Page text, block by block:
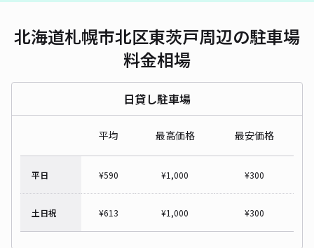
北海道札幌市北区東茨戸周辺の駐車場
料金相場
日貸し駐車場
平均 最高価格 最安価格
平日 ¥590 ¥1,000 ¥300
土日祝 ¥613 ¥1,000 ¥300